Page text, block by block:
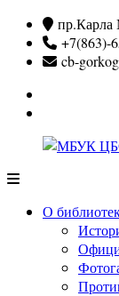
Перейти
содержимому
пр.Карла
+7(863)-
cb-
ЦБС
г.Каменск-
Шахтинский
О